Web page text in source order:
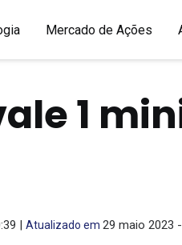
Mercado de Ações
1
|Atualizado em29 maio 2023